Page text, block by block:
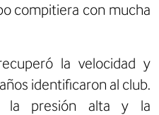
compitiera con mucha
la velocidad y
identificaron al club.
la presión alta y la